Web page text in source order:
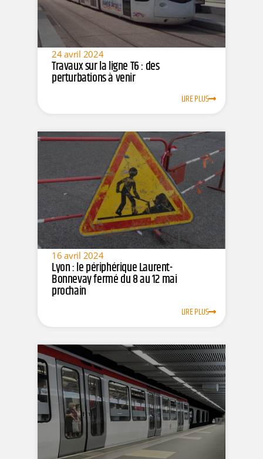
24 avril 2024
Travaux sur la ligne T6 : des
perturbations à venir
LIRE PLUS
16 avril 2024
Lyon : le périphérique Laurent-
Bonnevay fermé du 8 au 12 mai
prochain
LIRE PLUS